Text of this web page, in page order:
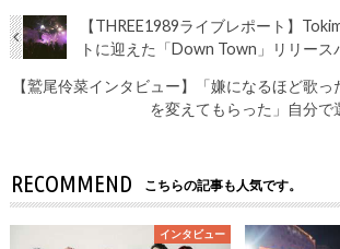
【THREE1989ライブレポート】
トに迎えた「Down Town」リリース
【鷲尾伶菜インタビュー】「嫌になるほど歌っ
を変えてもらった」自分で
RECOMMEND こちらの記事も人気です。
インタビュー